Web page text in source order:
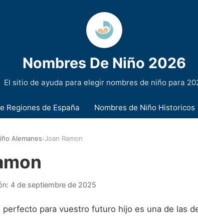
Nombres De Niño 2026
El sitio de ayuda para elegir nombres de niño para
Regiones de España Nombres de Niño Historicos
Alemanes›Joan Ramon
4 de septiembre de 2025
perfecto para vuestro futuro hijo es una de las